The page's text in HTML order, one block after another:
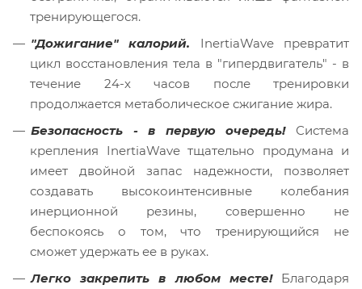
тренирующегося.
"Дожигание" калорий. InertiaWave превратит
цикл восстановления тела в "гипердвигатель" - в
течение 24-х часов после тренировки
продолжается метаболическое сжигание жира.
Безопасность - в первую очередь! Система
крепления InertiaWave тщательно продумана и
имеет двойной запас надежности, позволяет
создавать высокоинтенсивные колебания
инерционной резины, совершенно не
беспокоясь о том, что тренирующийся не
сможет удержать ее в руках.
Легко закрепить в любом месте!Благодаря